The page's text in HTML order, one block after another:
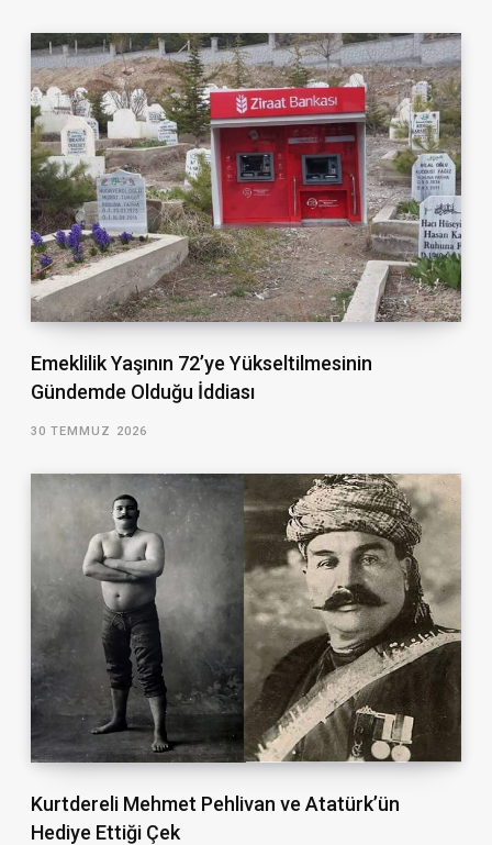
Emeklilik Yaşının 72’ye Yükseltilmesinin
Gündemde Olduğu İddiası
30 TEMMUZ 2026
Kurtdereli Mehmet Pehlivan ve Atatürk’ün
Hediye Ettiği Çek